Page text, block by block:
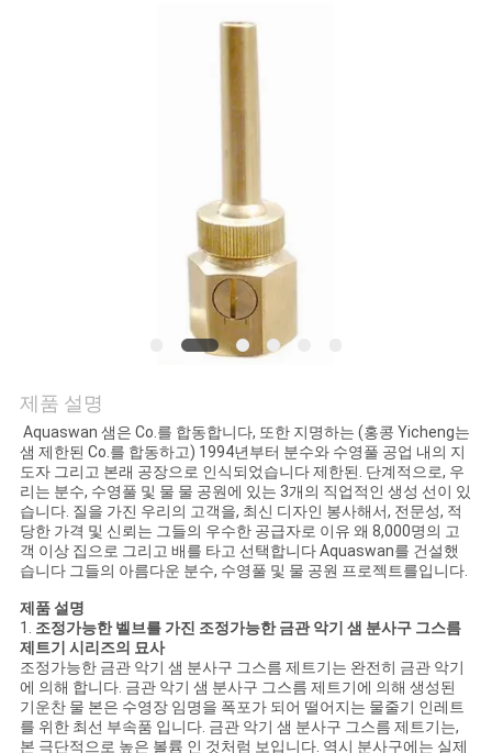
요
청
하
다
NEWS
사
이
제품 설명
Aquaswan 샘은 Co.를 합동합니다, 또한 지명하는 (홍콩 Yicheng는
샘 제한된 Co.를 합동하고) 1994년부터 분수와 수영풀 공업 내의 지
도자 그리고 본래 공장으로 인식되었습니다 제한된. 단계적으로, 우
리는 분수, 수영풀 및 물 물 공원에 있는 3개의 직업적인 생성 선이 있
습니다. 질을 가진 우리의 고객을, 최신 디자인 봉사해서, 전문성, 적
당한 가격 및 신뢰는 그들의 우수한 공급자로 이유 왜 8,000명의 고
객 이상 집으로 그리고 배를 타고 선택합니다 Aquaswan를 건설했
습니다 그들의 아름다운 분수, 수영풀 및 물 공원 프로젝트를입니다.
제품 설명
1. 조정가능한 벨브를 가진 조정가능한 금관 악기 샘 분사구 그스름
제트기 시리즈의 묘사
조정가능한 금관 악기 샘 분사구 그스름 제트기는 완전히 금관 악기
에 의해 합니다. 금관 악기 샘 분사구 그스름 제트기에 의해 생성된
기운찬 물 본은 수영장 임명을 폭포가 되어 떨어지는 물줄기 인레트
를 위한 최선 부속품 입니다. 금관 악기 샘 분사구 그스름 제트기는,
본 극단적으로 높은 볼륨 인 것처럼 보입니다. 역시 분사구에는 실제